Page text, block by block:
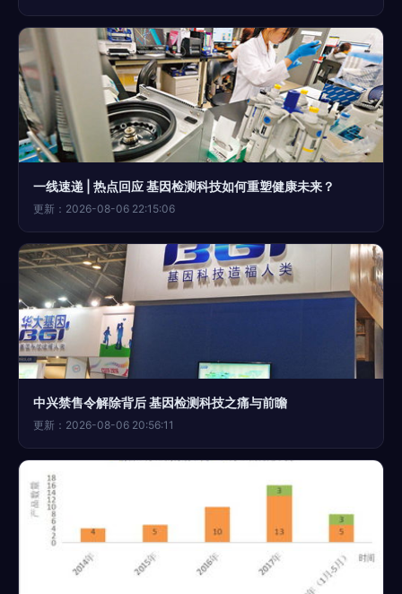
一线速递 | 热点回应 基因检测科技如何重塑健康未来？
更新：2026-08-06 22:15:06
中兴禁售令解除背后 基因检测科技之痛与前瞻
更新：2026-08-06 20:56:11